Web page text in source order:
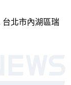
台北市內湖區瑞